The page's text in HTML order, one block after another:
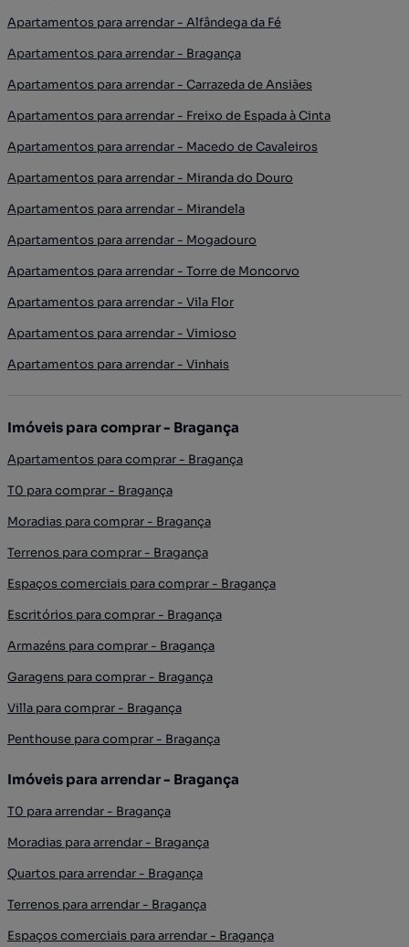
Apartamentos para arrendar - Alfândega da Fé
Apartamentos para arrendar - Bragança
Apartamentos para arrendar - Carrazeda de Ansiães
Apartamentos para arrendar - Freixo de Espada à Cinta
Apartamentos para arrendar - Macedo de Cavaleiros
Apartamentos para arrendar - Miranda do Douro
Apartamentos para arrendar - Mirandela
Apartamentos para arrendar - Mogadouro
Apartamentos para arrendar - Torre de Moncorvo
Apartamentos para arrendar - Vila Flor
Apartamentos para arrendar - Vimioso
Apartamentos para arrendar - Vinhais
Imóveis para comprar - Bragança
Apartamentos para comprar - Bragança
T0 para comprar - Bragança
Moradias para comprar - Bragança
Terrenos para comprar - Bragança
Espaços comerciais para comprar - Bragança
Escritórios para comprar - Bragança
Armazéns para comprar - Bragança
Garagens para comprar - Bragança
Villa para comprar - Bragança
Penthouse para comprar - Bragança
Imóveis para arrendar - Bragança
T0 para arrendar - Bragança
Moradias para arrendar - Bragança
Quartos para arrendar - Bragança
Terrenos para arrendar - Bragança
Espaços comerciais para arrendar - Bragança